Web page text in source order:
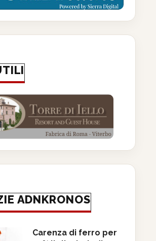
in
criticità e opportunità per
18 Giugno 2026
ADNKRONOS
Carenza di ferro per